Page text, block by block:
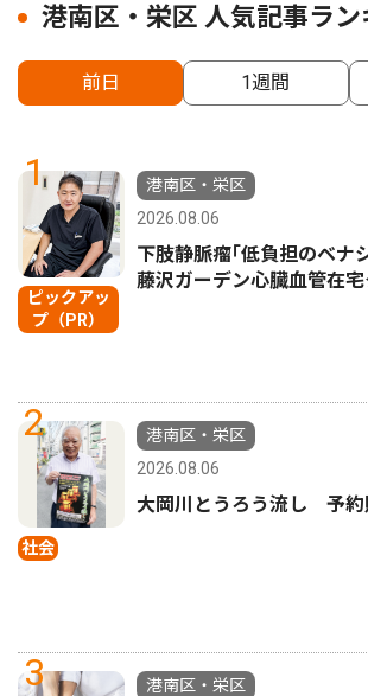
港南区・栄区 人気記事ラン
前日 1週間
1
ピックアッ
プ（PR）
港南区・栄区
2026.08.06
下肢静脈瘤｢低負担のベナ
藤沢ガーデン心臓血管在
2
社会
港南区・栄区
2026.08.06
大岡川とうろう流し 予約
3
港南区・栄区